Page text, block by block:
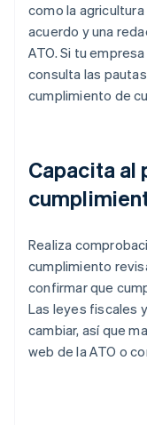
como la
acuerdo y una
ATO. Si tu
consulta las
cumplimiento de
Capacita al
Realiza
cumplimiento
confirmar que
Las leyes fiscales
cambiar, así que
web de la ATO o